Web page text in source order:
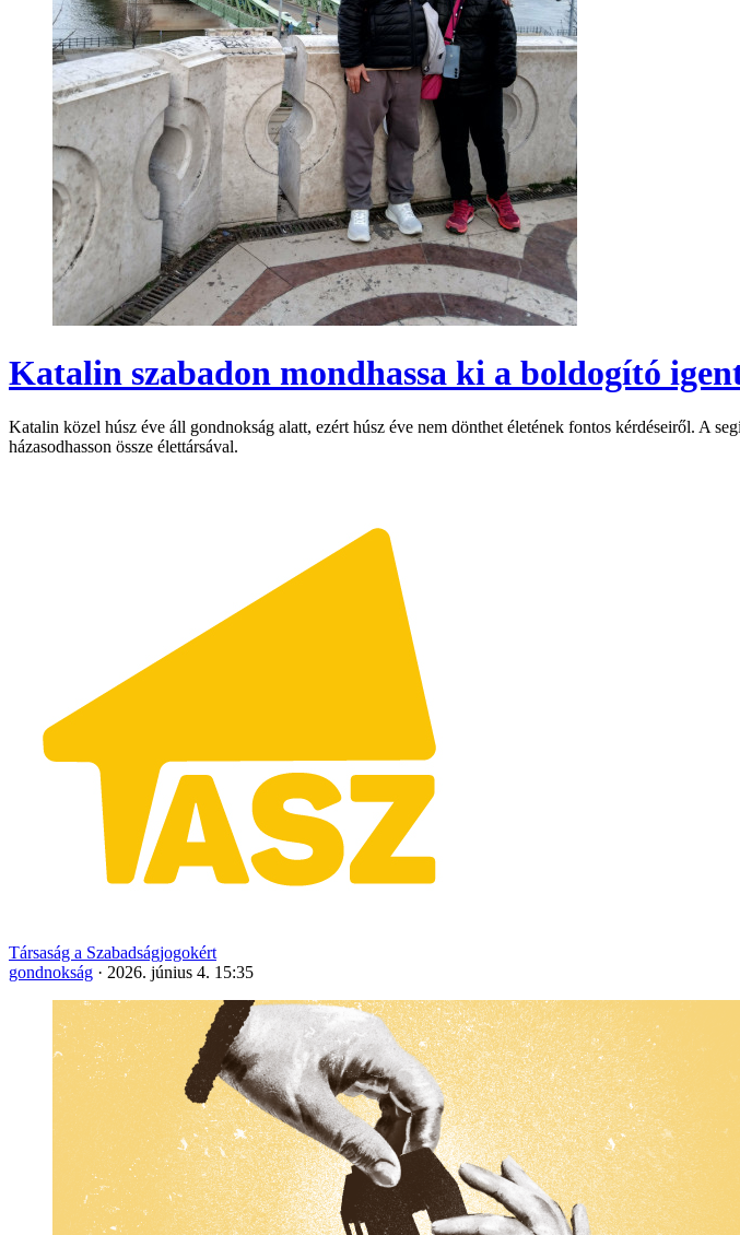
Katalin szabadon mondhassa ki a boldogító
Katalin közel húsz éve áll gondnokság alatt, ezért húsz éve nem dönthet életének fontos kérdéseiről. A
házasodhasson össze élettársával.
Társaság a Szabadságjogokért
gondnokság · 2026. június 4. 15:35